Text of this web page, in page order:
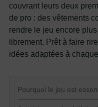
couvrant leurs deux
de pro : des vêtements
rendre le jeu encore
librement. Prêt à faire
idées adaptées à
Pourquoi le jeu est